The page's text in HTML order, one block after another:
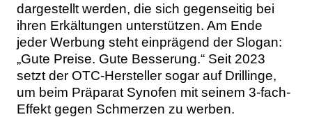
dargestellt werden, die sich gegenseitig bei
ihren Erkältungen unterstützen. Am Ende
jeder Werbung steht einprägend der Slogan:
„Gute Preise. Gute Besserung.“ Seit 2023
setzt der OTC-Hersteller sogar auf Drillinge,
um beim Präparat Synofen mit seinem 3-fach-
Effekt gegen Schmerzen zu werben.